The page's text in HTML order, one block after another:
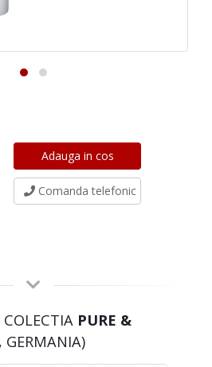
Comanda telefonic
PURE &
GERMANIA)